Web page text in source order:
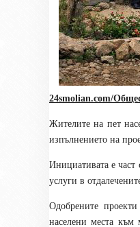
24smolian.com/
Жителите на пет
изпълнението на
Инициативата е част
услуги в
Одобрените
населени места към